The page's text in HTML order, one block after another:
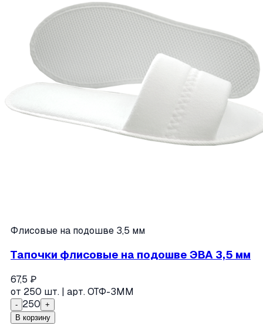
Флисовые на подошве 3,5 мм
Тапочки флисовые на подошве ЭВА 3,5 мм
67,5 ₽
от 250 шт. | арт.ОТФ-3ММ
- 250 +
В корзину